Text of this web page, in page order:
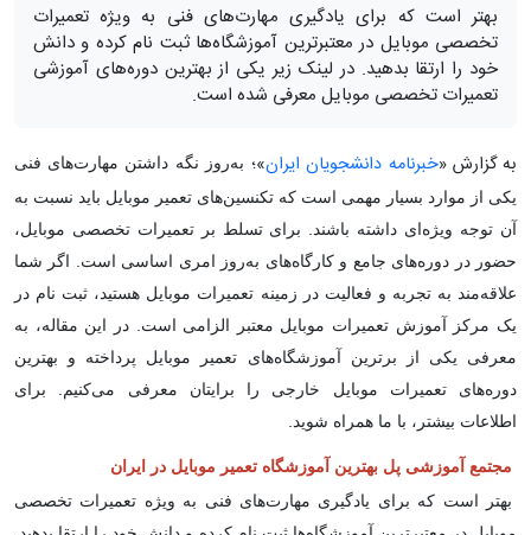
بهتر است که برای یادگیری مهارت‌های فنی به ویژه تعمیرات
تخصصی موبایل در معتبرترین آموزشگاه‌ها ثبت نام کرده و دانش
خود را ارتقا بدهید. در لینک زیر یکی از بهترین دوره‌های آموزشی
تعمیرات تخصصی موبایل معرفی شده است.
به گزارش «خبرنامه دانشجویان ایران»؛ به‌روز نگه داشتن مهارت‌های فنی
یکی از موارد بسیار مهمی است که تکنسین‌های تعمیر موبایل باید نسبت به
آن توجه ویژه‌ای داشته باشند. برای تسلط بر تعمیرات تخصصی موبایل،
حضور در دوره‌های جامع و کارگاه‌های به‌روز امری اساسی است. اگر شما
علاقه‌مند به تجربه و فعالیت در زمینه تعمیرات موبایل هستید، ثبت نام در
یک مرکز آموزش تعمیرات موبایل معتبر الزامی است. در این مقاله، به
معرفی یکی از برترین آموزشگاه‌های تعمیر موبایل پرداخته و بهترین
دوره‌های تعمیرات موبایل خارجی را برایتان معرفی می‌کنیم. برای
اطلاعات بیشتر، با ما همراه شوید.
مجتمع آموزشی پل بهترین آموزشگاه تعمیر موبایل در ایران
بهتر است که برای یادگیری مهارت‌های فنی به ویژه تعمیرات تخصصی